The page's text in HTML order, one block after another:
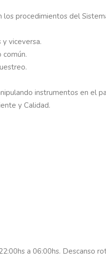
procedimientos del
viceversa.
común.
instrumentos en el
y Calidad.
a 06:00hs. Descanso